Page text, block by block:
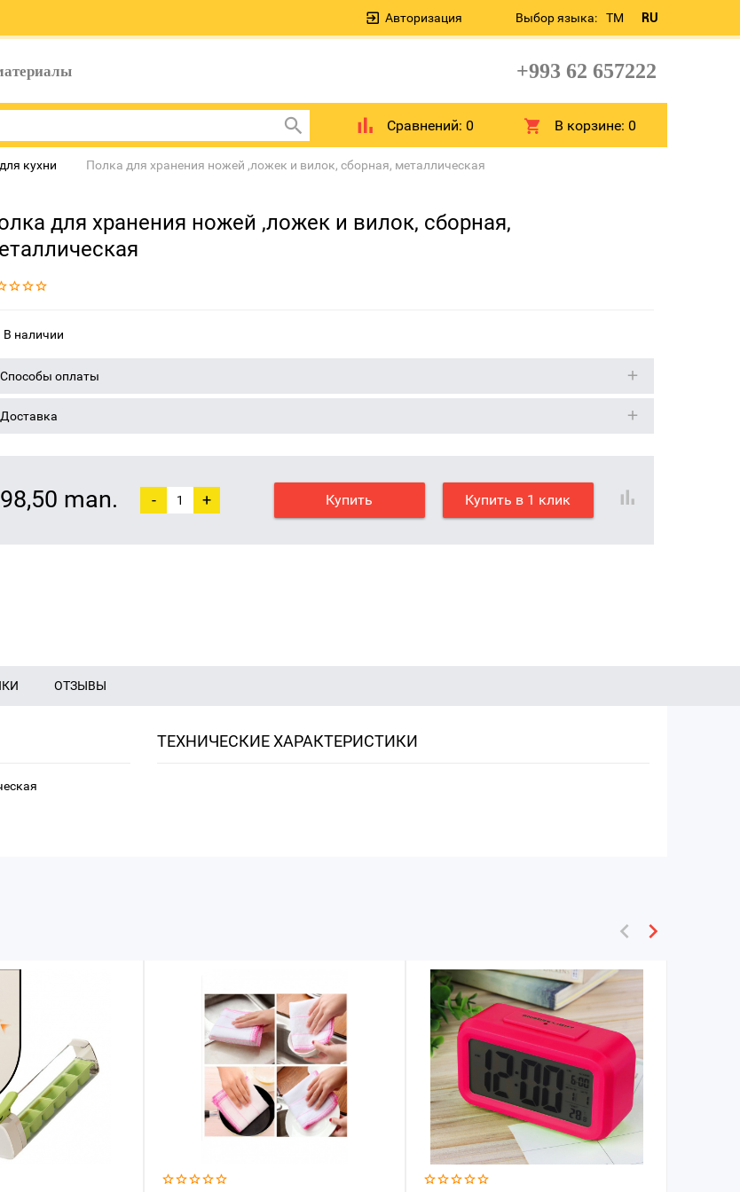
Выбор языка: TM RU
Авторизация
+993 62 657222
Сравнений: 0 В корзине:0
кухни Полка для хранения ножей ,ложек и вилок, сборная, металлическая
для хранения ножей ,ложек и вилок, сборная,
В наличии
Способы оплаты
Доставка
98,50 man. - + Купить Купить в 1 клик
ОТЗЫВЫ
ТЕХНИЧЕСКИЕ ХАРАКТЕРИСТИКИ